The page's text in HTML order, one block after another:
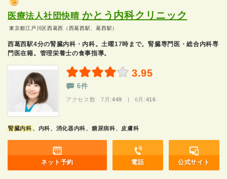
医療法人社団快晴かとう内科クリニック
東京都江戸川区西葛西（西葛西駅、葛西駅）
西葛西駅4分の腎臓内科・内科。土曜17時まで。腎臓専門医・総合内科専
門医在籍。管理栄養士の食事指導。
3.95
6件
アクセス数 7月:449 | 6月:416
腎臓内科 、内科、消化器内科、糖尿病科、皮膚科
ネット予約 電話 公式サイト